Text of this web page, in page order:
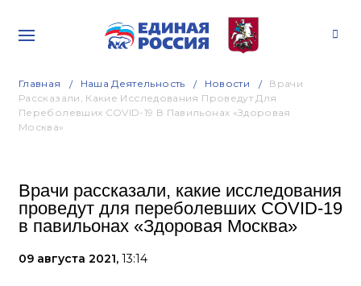
Главная Наша Деятельность Новости
Врачи
Рассказали, Какие Исследования Проведут Для
Переболевших COVID-19 В Павильонах «Здоровая
Москва»
Врачи рассказали, какие исследования
проведут для переболевших COVID-19
в павильонах «Здоровая Москва»
09 августа 2021, 13:14